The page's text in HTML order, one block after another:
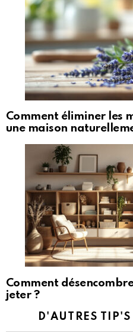
Comment éliminer les
une maison
Comment
jeter ?
D'AUTRES